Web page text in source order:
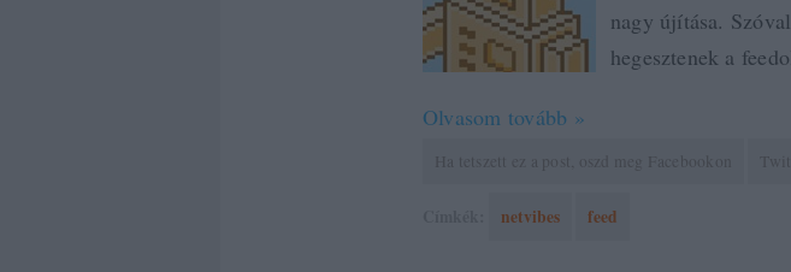
nagy újítása.
hegesztenek a
Olvasom tovább »
netvibes feed